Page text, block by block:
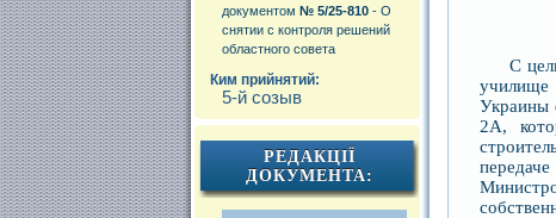
документом № 5/25-810 - О
снятии с контроля решений
областного совета
Ким прийнятий:
5-й созыв
РЕДАКЦІЇ
ДОКУМЕНТА:
С
училище
Украины
2А,